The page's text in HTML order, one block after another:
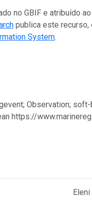
no GBIF e atribuído
publica este recurso,
System.
Observation;
https://